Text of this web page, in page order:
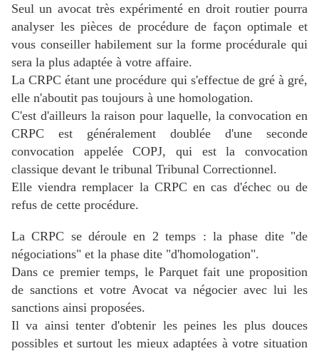
Seul un avocat très expérimenté en droit routier pourra
analyser les pièces de procédure de façon optimale et
vous conseiller habilement sur la forme procédurale qui
sera la plus adaptée à votre affaire.
La CRPC étant une procédure qui s'effectue de gré à gré,
elle n'aboutit pas toujours à une homologation.
C'est d'ailleurs la raison pour laquelle, la convocation en
CRPC est généralement doublée d'une seconde
convocation appelée COPJ, qui est la convocation
classique devant le tribunal Tribunal Correctionnel.
Elle viendra remplacer la CRPC en cas d'échec ou de
refus de cette procédure.
La CRPC se déroule en 2 temps : la phase dite "de
négociations" et la phase dite "d'homologation".
Dans ce premier temps, le Parquet fait une proposition
de sanctions et votre Avocat va négocier avec lui les
sanctions ainsi proposées.
Il va ainsi tenter d'obtenir les peines les plus douces
possibles et surtout les mieux adaptées à votre situation